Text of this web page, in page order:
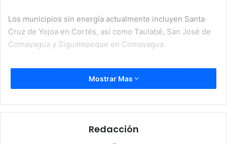
Los municipios sin energía actualmente incluyen Santa
Cruz de Yojoa en Cortés, así como Taulabé, San José de
Comayagua y Siguatepeque en Comayagua.
El ministro explicó que las severas condiciones climáticas
han causado múltiples fallas en los circuitos eléctricos,
apagones son un problema recurrente en el país, a
Mostrar Mas
Redacción